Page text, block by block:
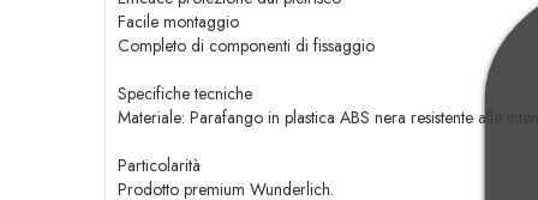
Facile montaggio
Completo di componenti di fissaggio
Specifiche tecniche
Materiale: Parafango in plastica ABS nera resistente alle
Particolarità
Prodotto premium Wunderlich.